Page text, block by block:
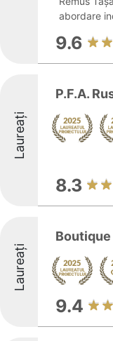
abordare
9.6
Laureați
P.F.A.
8.3
Laureați
9.4